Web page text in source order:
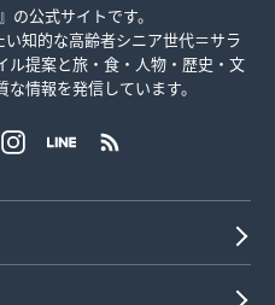
公式サイトです。
知的な高齢者シニア世代＝サラ
ル提案と旅・食・人物・歴史・文
情報を発信しています。